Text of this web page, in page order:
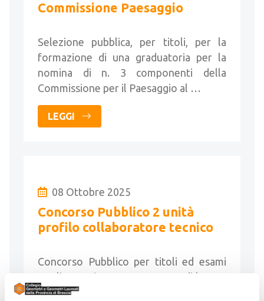
Commissione Paesaggio
Selezione pubblica, per titoli, per la
formazione di una graduatoria per la
nomina di n. 3 componenti della
Commissione per il Paesaggio al …
LEGGI
08 Ottobre 2025
Concorso Pubblico 2 unità
profilo collaboratore tecnico
Concorso Pubblico per titoli ed esami
per l’assunzione con contratto di lavoro
a tempo pieno e indeterminato di n. 2